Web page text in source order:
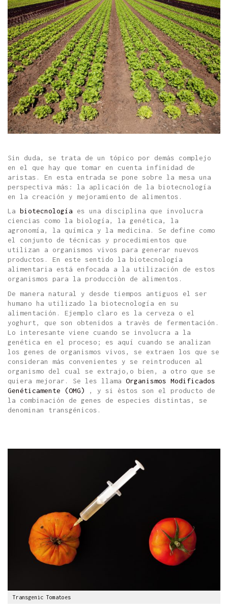
Sin duda, se trata de un tópico por demás complejo
en el que hay que tomar en cuenta infinidad de
aristas. En esta entrada se pone sobre la mesa una
perspectiva más: la aplicación de la biotecnología
en la creación y mejoramiento de alimentos.
La biotecnología es una disciplina que involucra
ciencias como la biología, la genética, la
agronomía, la química y la medicina. Se define como
el conjunto de técnicas y procedimientos que
utilizan a organismos vivos para generar nuevos
productos. En este sentido la biotecnología
alimentaria está enfocada a la utilización de estos
organismos para la producciòn de alimentos.
De manera natural y desde tiempos antiguos el ser
humano ha utilizado la biotecnología en su
alimentación. Ejemplo claro es la cerveza o el
yoghurt, que son obtenidos a travès de fermentación.
Lo interesante viene cuando se involucra a la
genética en el proceso; es aquí cuando se analizan
los genes de organismos vivos, se extraen los que se
consideran más convenientes y se reintroducen al
organismo del cual se extrajo,o bien, a otro que se
quiera mejorar. Se les llama Organismos Modificados
Genéticamente (OMG)
, y si èstos son el producto de
la combinación de genes de especies distintas, se
denominan transgénicos.
Transgenic Tomatoes